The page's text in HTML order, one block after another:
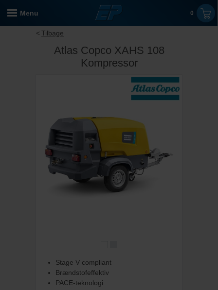
Menu 0
Tilbage
Atlas Copco XAHS 108
Kompressor
Stage V compliant
Brændstofeffektiv
PACE-teknologi